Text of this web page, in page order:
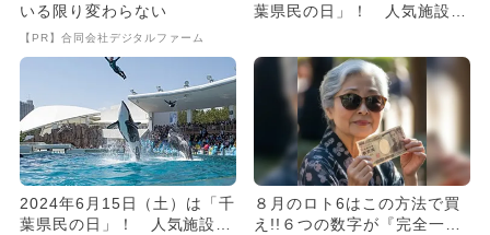
いる限り変わらない
【PR】合同会社デジタルファーム
葉県民の日」！ 人気施設が
2024年6月15日（土）は「千
葉県民の日」！ 人気施設が
８月のロト6はこの方法で買
え!!６つの数字が『完全一